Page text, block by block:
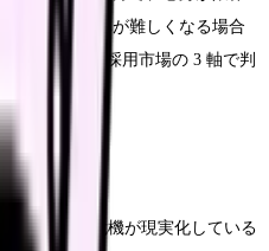
ば、復職自体が難しくなる場合
康・貯金・採用市場の 3 軸で判
ン
など、健康危機が現実化している